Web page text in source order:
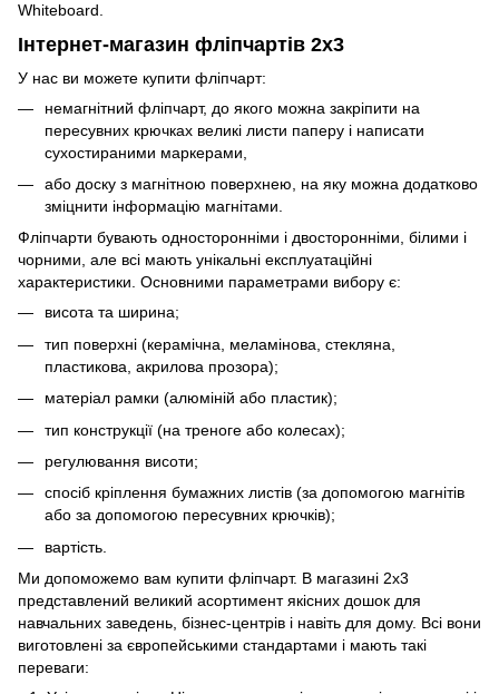
Whiteboard.
Інтернет-магазин фліпчартів 2х3
У нас ви можете купити фліпчарт:
немагнітний фліпчарт, до якого можна закріпити на
пересувних крючках великі листи паперу і написати
сухостираними маркерами,
або доску з магнітною поверхнею, на яку можна додатково
зміцнити інформацію магнітами.
Фліпчарти бувають односторонніми і двосторонніми, білими і
чорними, але всі мають унікальні експлуатаційні
характеристики. Основними параметрами вибору є:
висота та ширина;
тип поверхні (керамічна, меламінова, стекляна,
пластикова, акрилова прозора);
матеріал рамки (алюміній або пластик);
тип конструкції (на треноге або колесах);
регулювання висоти;
спосіб кріплення бумажних листів (за допомогою магнітів
або за допомогою пересувних крючків);
вартість.
Ми допоможемо вам купити фліпчарт. В магазині 2х3
представлений великий асортимент якісних дошок для
навчальних заведень, бізнес-центрів і навіть для дому. Всі вони
виготовлені за європейськими стандартами і мають такі
переваги: